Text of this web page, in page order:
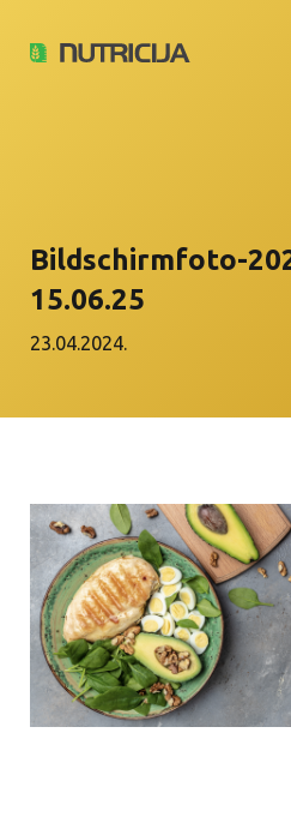
Bildschirmfoto-
15.06.25
23.04.2024.